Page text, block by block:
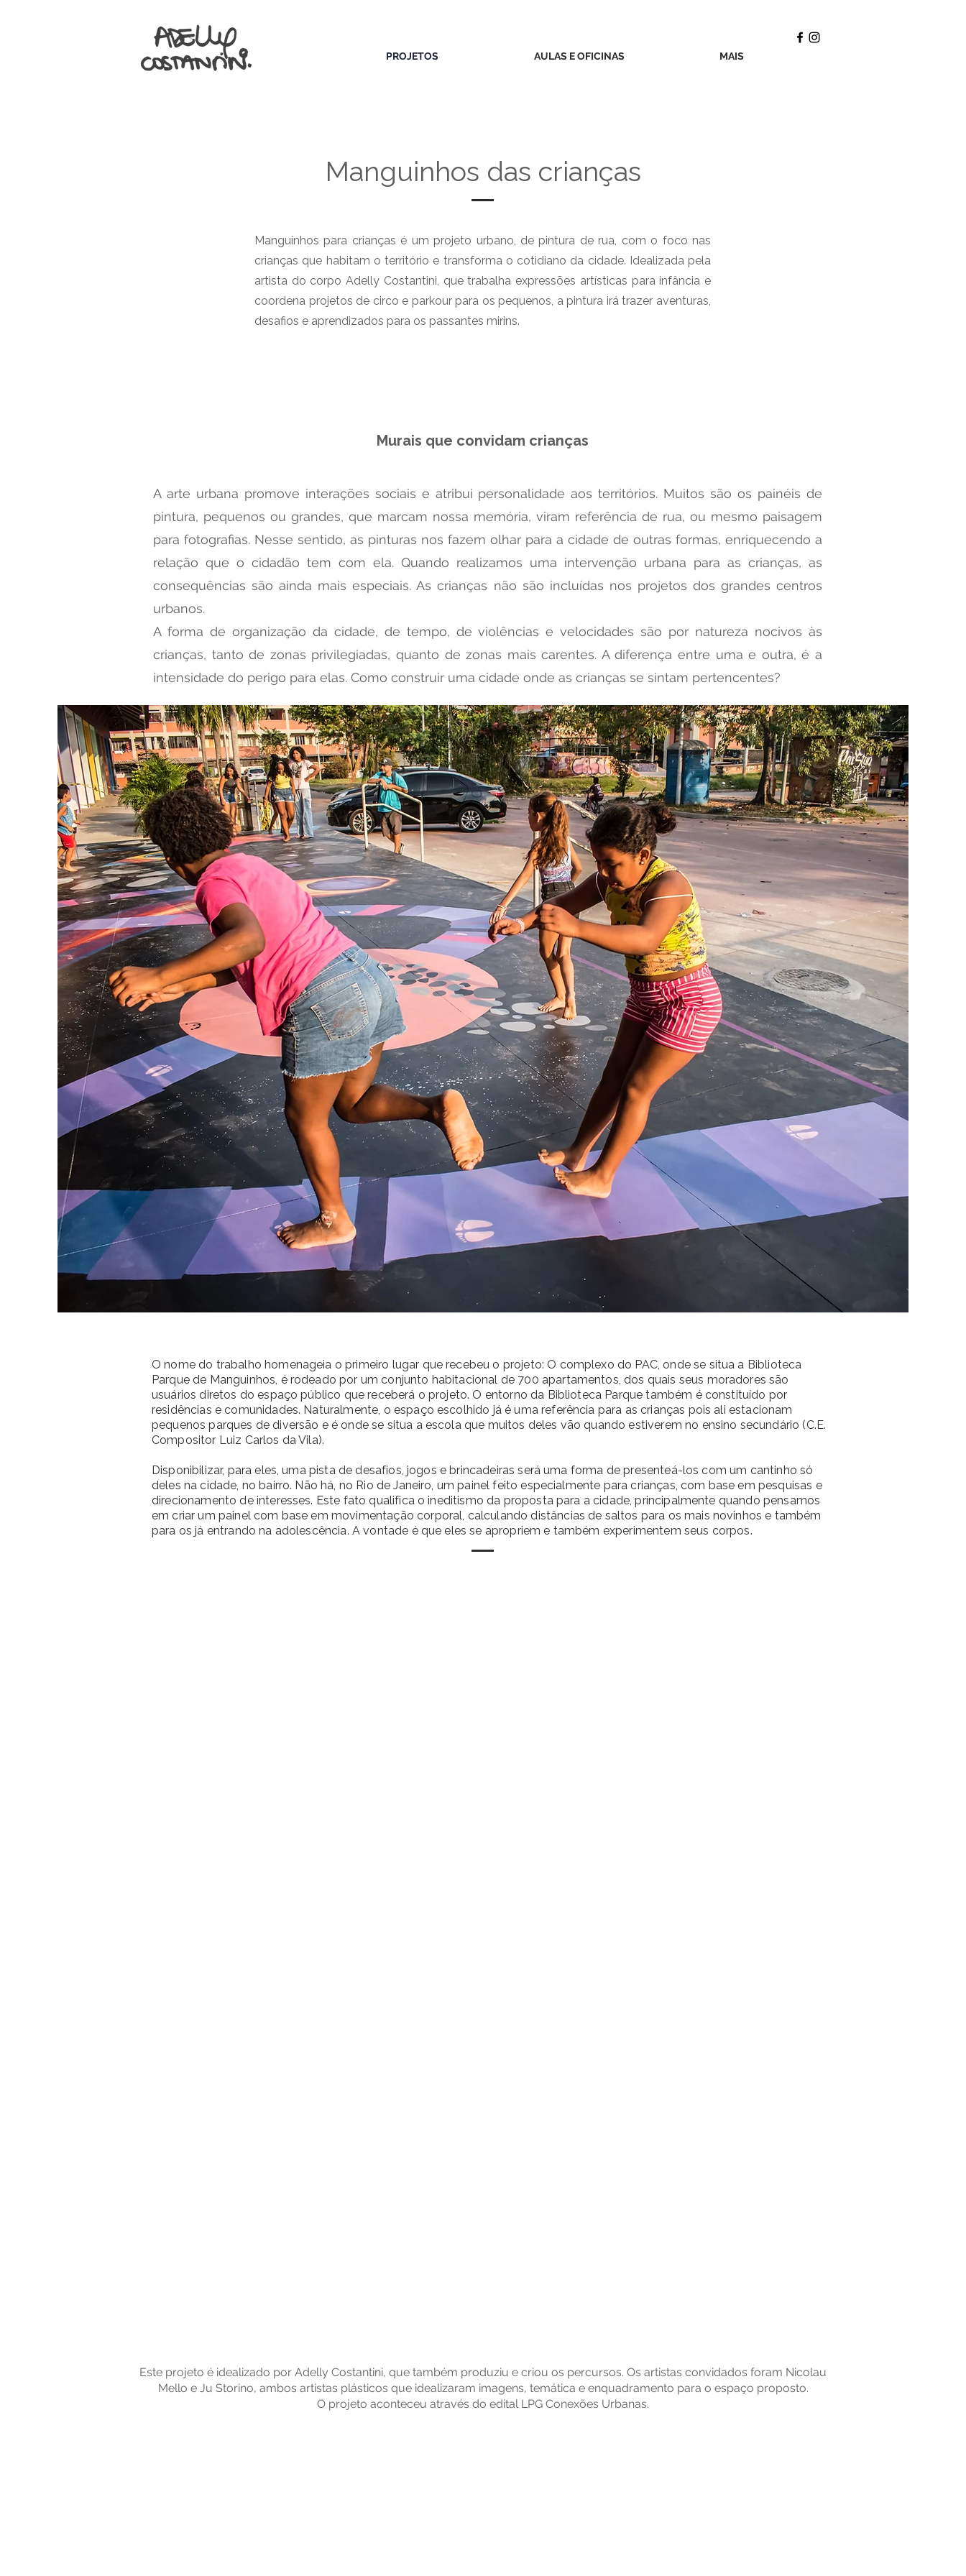
PROJETOS AULAS E OFICINAS MAIS
Manguinhos das crianças
Manguinhos para crianças é um projeto urbano, de pintura de rua, com o foco nas
crianças que habitam o território e transforma o cotidiano da cidade. Idealizada pela
artista do corpo Adelly Costantini, que trabalha expressões artísticas para infância e
coordena projetos de circo e parkour para os pequenos, a pintura irá trazer aventuras,
desafios e aprendizados para os passantes mirins.
Murais que convidam crianças
A arte urbana promove interações sociais e atribui personalidade aos territórios. Muitos são os painéis de
pintura, pequenos ou grandes, que marcam nossa memória, viram referência de rua, ou mesmo paisagem
para fotografias. Nesse sentido, as pinturas nos fazem olhar para a cidade de outras formas, enriquecendo a
relação que o cidadão tem com ela. Quando realizamos uma intervenção urbana para as crianças, as
consequências são ainda mais especiais. As crianças não são incluídas nos projetos dos grandes centros
urbanos.
A forma de organização da cidade, de tempo, de violências e velocidades são por natureza nocivos às
crianças, tanto de zonas privilegiadas, quanto de zonas mais carentes. A diferença entre uma e outra, é a
intensidade do perigo para elas. Como construir uma cidade onde as crianças se sintam pertencentes?
O nome do trabalho homenageia o primeiro lugar que recebeu o projeto: O complexo do PAC, onde se situa a Biblioteca
Parque de Manguinhos, é rodeado por um conjunto habitacional de 700 apartamentos, dos quais seus moradores são
usuários diretos do espaço público que receberá o projeto. O entorno da Biblioteca Parque também é constituído por
residências e comunidades. Naturalmente, o espaço escolhido já é uma referência para as crianças pois ali estacionam
pequenos parques de diversão e é onde se situa a escola que muitos deles vão quando estiverem no ensino secundário (C.E.
Compositor Luiz Carlos da Vila).
Disponibilizar, para eles, uma pista de desafios, jogos e brincadeiras será uma forma de presenteá-los com um cantinho só
deles na cidade, no bairro. Não há, no Rio de Janeiro, um painel feito especialmente para crianças, com base em pesquisas e
direcionamento de interesses. Este fato qualifica o ineditismo da proposta para a cidade, principalmente quando pensamos
em criar um painel com base em movimentação corporal, calculando distâncias de saltos para os mais novinhos e também
para os já entrando na adolescência. A vontade é que eles se apropriem e também experimentem seus corpos.
Este projeto é idealizado por Adelly Costantini, que também produziu e criou os percursos. Os artistas convidados foram Nicolau
Mello e Ju Storino, ambos artistas plásticos que idealizaram imagens, temática e enquadramento para o espaço proposto.
O projeto aconteceu através do edital LPG Conexões Urbanas.